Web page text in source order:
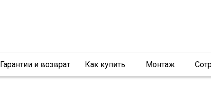
Гарантии и возврат Как купить Монтаж